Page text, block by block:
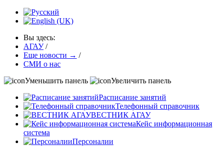
Вы здесь:
АГАУ /
Еще новости → /
СМИ о нас
Уменьшить панель
Увеличить панель
Расписание занятий
Телефонный справочник
ВЕСТНИК АГАУ
Кейс информационная
система
Персоналии